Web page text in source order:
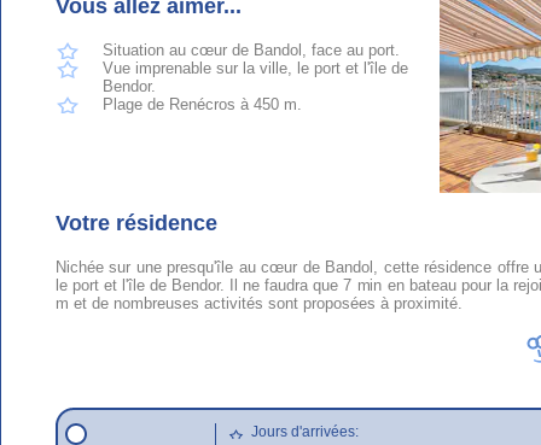
Vous allez aimer...
Situation au cœur de Bandol, face au port.
Vue imprenable sur la ville, le port et l'île de
Bendor.
Plage de Renécros à 450 m.
Votre résidence
Nichée sur une presqu'île au cœur de Bandol, cette résidence offre
le port et l'île de Bendor. Il ne faudra que 7 min en bateau pour la
m et de nombreuses activités sont proposées à proximité.
Jours d'arrivées: